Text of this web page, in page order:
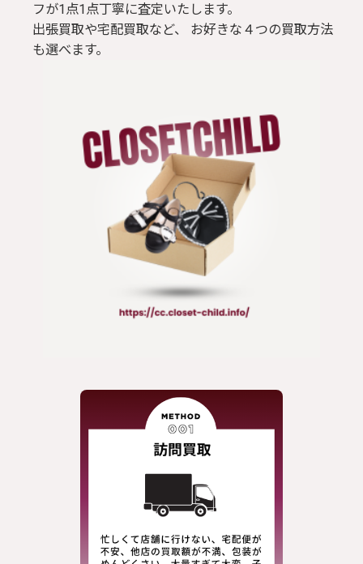
フが1点1点丁寧に査定いたします。
出張買取や宅配買取など、 お好きな４つの買取方法
も選べます。